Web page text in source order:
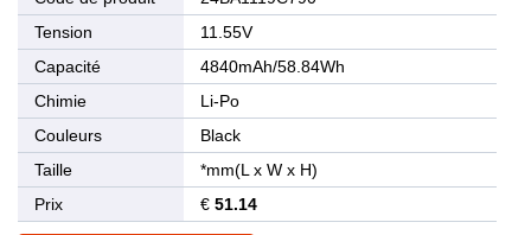
Tension
11.55V
Capacité
4840mAh/58.84Wh
Chimie
Li-Po
Couleurs
Black
Taille
*mm(L x W x H)
Prix
€ 51.14